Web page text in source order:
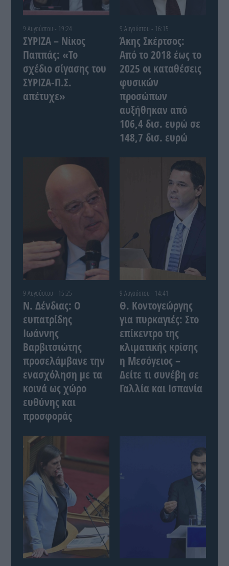
9 Αυγούστου - 19:24
ΣΥΡΙΖΑ – Νίκος
Παππάς: «Το
σχέδιο σίγασης του
ΣΥΡΙΖΑ-Π.Σ.
απέτυχε»
9 Αυγούστου - 16:15
Άκης Σκέρτσος:
Από το 2018 έως το
2025 οι καταθέσεις
φυσικών
προσώπων
αυξήθηκαν από
106,4 δισ. ευρώ σε
148,7 δισ. ευρώ
9 Αυγούστου - 15:25
Ν. Δένδιας: Ο
ευπατρίδης
Ιωάννης
Βαρβιτσιώτης
προσελάμβανε την
ενασχόληση με τα
κοινά ως χώρο
ευθύνης και
προσφοράς
9 Αυγούστου - 14:41
Θ. Κοντογεώργης
για πυρκαγιές: Στο
επίκεντρο της
κλιματικής κρίσης
η Μεσόγειος –
Δείτε τι συνέβη σε
Γαλλία και Ισπανία